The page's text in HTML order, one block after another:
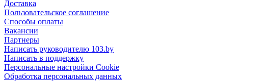
Доставка
Пользовательское соглашение
Способы оплаты
Вакансии
Партнеры
Написать руководителю 103.by
Написать в поддержку
Персональные настройки Cookie
Обработка персональных данных